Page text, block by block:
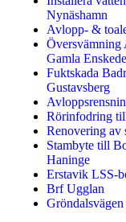
Nynäshamn
Avlopp- &
Översvämning
Gamla Enskede
Fuktskada
Gustavsberg
Rörinfodring
Renovering av
Stambyte till
Haninge
Erstavik LSS-
Brf Ugglan